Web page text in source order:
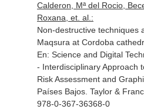
Calderon, Mª del Rocio,
Roxana, et. al.:
Non-destructive techniques
Maqsura at Cordoba
En: Science and Digital
- Interdisciplinary Approach
Risk Assessment and
Países Bajos. Taylor &
978-0-367-36368-0